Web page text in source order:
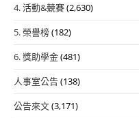
4. 活動&競賽(2,630)
5. 榮譽榜(182)
6. 獎助學金(481)
人事室公告(138)
公告來文(3,171)